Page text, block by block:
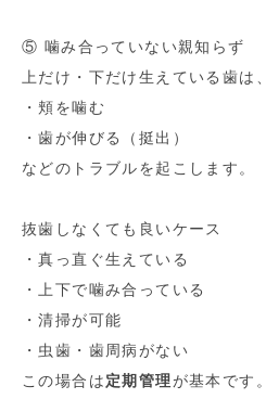
⑤ 噛み合っていない親知らず
上だけ・下だけ生えている歯は、
・頬を噛む
・歯が伸びる（挺出）
などのトラブルを起こします。
抜歯しなくても良いケース
・真っ直ぐ生えている
・上下で噛み合っている
・清掃が可能
・虫歯・歯周病がない
この場合は定期管理が基本です。